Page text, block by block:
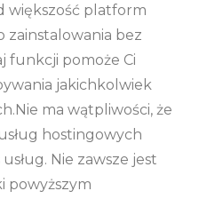
większość platform
bez
funkcji pomoże Ci
jakichkolwiek
ma wątpliwości, że
hostingowych
Nie zawsze jest
powyższym